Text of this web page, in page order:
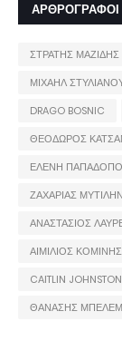
ΑΡΘΡΟΓΡΑΦΟΙ
ΣΤΡΑΤΗΣ ΜΑΖΙΔΗΣ
ΜΙΧΑΗΛ
DRAGO BOSNIC
ΘΕΟΔΩΡΟΣ
ΕΛΕΝΗ
ΖΑΧΑΡΙΑΣ
ΑΝΑΣΤΑΣΙΟΣ
ΑΙΜΙΛΙΟΣ ΚΟΜΙΝΗΣ
CAITLIN
ΘΑΝΑΣΗΣ